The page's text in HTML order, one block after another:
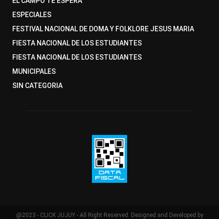
ESPECIALES
FESTIVAL NACIONAL DE DOMA Y FOLKLORE JESUS MARIA
FIESTA NACIONAL DE LOS ESTUDIANTES
FIESTA NACIONAL DE LOS ESTUDIANTES
MUNICIPALES
SIN CATEGORIA
@2023 - CLICK JUJUY - All Right Reserved. Designed and Developed by